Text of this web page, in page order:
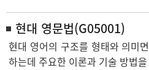
현대 영문법(G05001)
현대 영어의 구조를 형태와 의미
하는데 주요한 이론과 기술 방법